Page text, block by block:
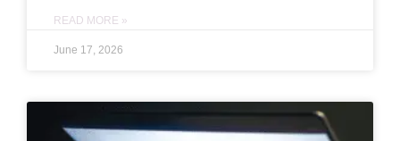
READ MORE »
June 17, 2026